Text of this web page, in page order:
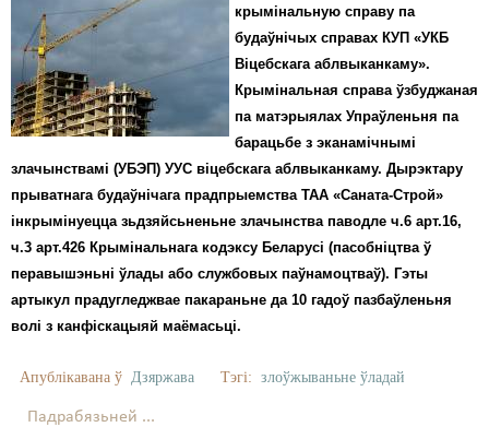
крымінальную справу па
будаўнічых справах КУП «УКБ
Віцебскага аблвыканкаму».
Крымінальная справа ўзбуджаная
па матэрыялах Упраўленьня па
барацьбе з эканамічнымі
злачынствамі (УБЭП) УУС віцебскага аблвыканкаму. Дырэктару
прыватнага будаўнічага прадпрыемства ТАА «Саната-Строй»
інкрымінуецца зьдзяйсьненьне злачынства паводле ч.6 арт.16,
ч.3 арт.426 Крымінальнага кодэксу Беларусі (пасобніцтва ў
перавышэньні ўлады або службовых паўнамоцтваў). Гэты
артыкул прадугледжвае пакараньне да 10 гадоў пазбаўленьня
волі з канфіскацыяй маёмасьці.
Апублікавана ў Дзяржава Тэгі: злоўжываньне ўладай
Падрабязьней ...